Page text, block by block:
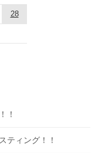
28
！
ティング！！